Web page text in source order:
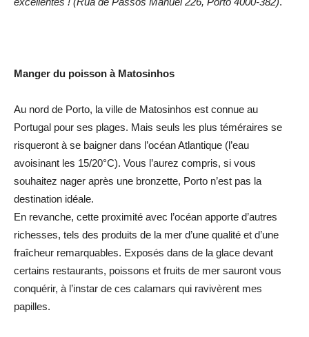
Manger du poisson à Matosinhos
Au nord de Porto, la ville de Matosinhos est connue au
Portugal pour ses plages. Mais seuls les plus téméraires se
risqueront à se baigner dans l’océan Atlantique (l’eau
avoisinant les 15/20°C). Vous l’aurez compris, si vous
souhaitez nager après une bronzette, Porto n’est pas la
destination idéale.
En revanche, cette proximité avec l’océan apporte d’autres
richesses, tels des produits de la mer d’une qualité et d’une
fraîcheur remarquables. Exposés dans de la glace devant
certains restaurants, poissons et fruits de mer sauront vous
conquérir, à l’instar de ces calamars qui ravivèrent mes
papilles.